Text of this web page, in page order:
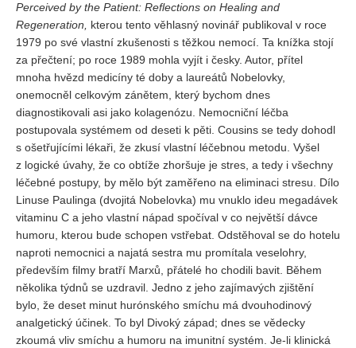
Perceived by the Patient: Reflections on Healing and
Regeneration, kterou tento věhlasný novinář publikoval v roce
1979 po své vlastní zkušenosti s těžkou nemocí. Ta knížka stojí
za přečtení; po roce 1989 mohla vyjít i česky. Autor, přítel
mnoha hvězd medicíny té doby a laureátů Nobelovky,
onemocněl celkovým zánětem, který bychom dnes
diagnostikovali asi jako kolagenózu. Nemocniční léčba
postupovala systémem od deseti k pěti. Cousins se tedy dohodl
s ošetřujícími lékaři, že zkusí vlastní léčebnou metodu. Vyšel
z logické úvahy, že co obtíže zhoršuje je stres, a tedy i všechny
léčebné postupy, by mělo být zaměřeno na eliminaci stresu. Dílo
Linuse Paulinga (dvojitá Nobelovka) mu vnuklo ideu megadávek
vitaminu C a jeho vlastní nápad spočíval v co největší dávce
humoru, kterou bude schopen vstřebat. Odstěhoval se do hotelu
naproti nemocnici a najatá sestra mu promítala veselohry,
především filmy bratří Marxů, přátelé ho chodili bavit. Během
několika týdnů se uzdravil. Jedno z jeho zajímavých zjištění
bylo, že deset minut hurónského smíchu má dvouhodinový
analgetický účinek. To byl Divoký západ; dnes se vědecky
zkoumá vliv smíchu a humoru na imunitní systém. Je-li klinická